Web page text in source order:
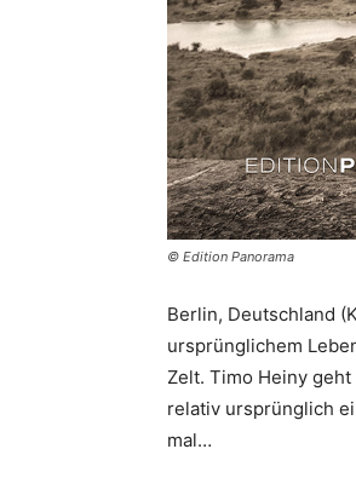
© Edition Panorama
Berlin, Deutschland
ursprünglichem
Zelt. Timo Heiny
relativ ursprünglich
mal…